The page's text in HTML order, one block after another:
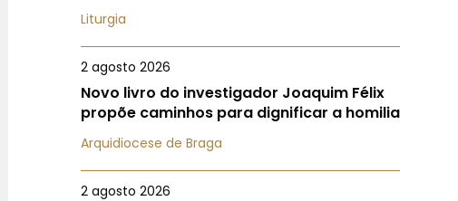
Liturgia
2 agosto 2026
Novo livro do investigador Joaquim Félix
propõe caminhos para dignificar a homilia
Arquidiocese de Braga
2 agosto 2026